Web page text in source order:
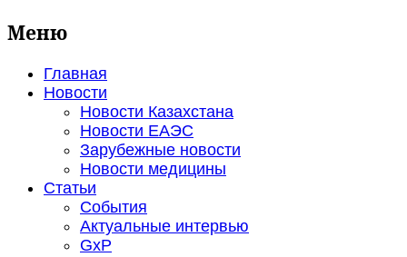
Меню
Главная
Новости
Новости Казахстана
Новости ЕАЭС
Зарубежные новости
Новости медицины
Статьи
События
Актуальные интервью
GxP